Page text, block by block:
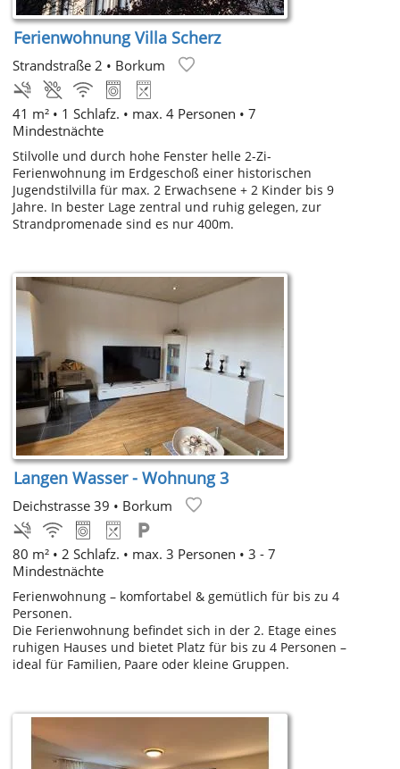
Ferienwohnung Villa Scherz
Strandstraße 2 • Borkum
41 m² • 1 Schlafz. • max. 4 Personen • 7
Mindestnächte
Stilvolle und durch hohe Fenster helle 2-Zi-
Ferienwohnung im Erdgeschoß einer historischen
Jugendstilvilla für max. 2 Erwachsene + 2 Kinder bis 9
Jahre. In bester Lage zentral und ruhig gelegen, zur
Strandpromenade sind es nur 400m.
Langen Wasser - Wohnung 3
Deichstrasse 39 • Borkum
80 m² • 2 Schlafz. • max. 3 Personen • 3 - 7
Mindestnächte
Ferienwohnung – komfortabel & gemütlich für bis zu 4
Personen.
Die Ferienwohnung befindet sich in der 2. Etage eines
ruhigen Hauses und bietet Platz für bis zu 4 Personen –
ideal für Familien, Paare oder kleine Gruppen.